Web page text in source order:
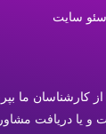
سایت
کارشناسان ما
یا دریافت مشاوره